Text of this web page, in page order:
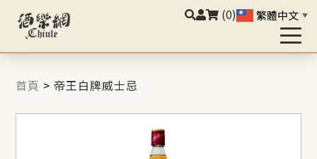
(0) 繁體中文 ▼
首頁 > 帝王白牌威士忌